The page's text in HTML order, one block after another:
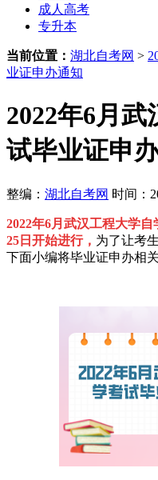
成人高考
专升本
当前位置： 湖北自考网 >
业证申办通知
2022年6月
试毕业证申
整编： 湖北自考网 时间：
2022年6月武汉工程大学
25日开始进行， 为了让考
下面小编将毕业证申办相